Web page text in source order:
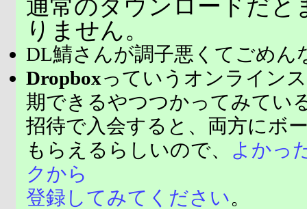
通常のダウンロードだと
りません。
DL鯖さんが調子悪くてごめん
Dropboxっていうオンライン
期できるやつつかってみてい
招待で入会すると、両方にボ
もらえるらしいので、
よかっ
クから
登録してみてください。